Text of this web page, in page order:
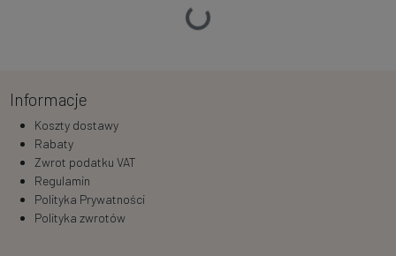
Ładowanie…
Informacje
Koszty dostawy
Rabaty
Zwrot podatku VAT
Regulamin
Polityka Prywatności
Polityka zwrotów